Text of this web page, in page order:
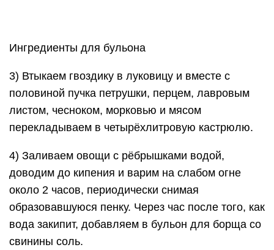
свинины соль.
Заливаем овощи и мясо водой
5) Пока готовится бульон, сделаем заправку,